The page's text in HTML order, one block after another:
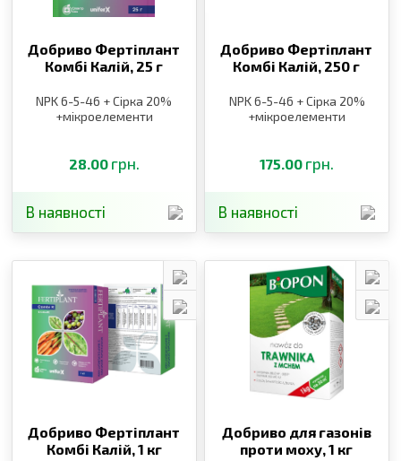
Добриво Фертіплант
Комбі Калій, 25 г
NPK 6-5-46 + Сірка 20%
+мікроелементи
28.00 грн.
В наявності
Добриво Фертіплант
Комбі Калій, 250 г
NPK 6-5-46 + Сірка 20%
+мікроелементи
175.00 грн.
В наявності
Добриво Фертіплант
Комбі Калій, 1 кг
Добриво для газонів
проти моху,1 кг